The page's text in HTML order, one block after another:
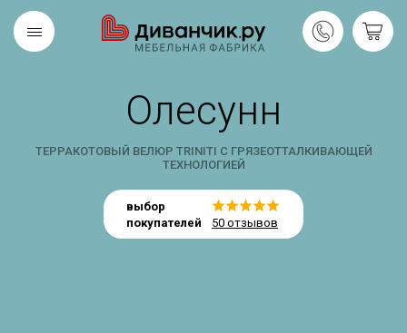
Олесунн
ТЕРРАКОТОВЫЙ ВЕЛЮР TRINITI С ГРЯЗЕОТТАЛКИВАЮЩЕЙ
ТЕХНОЛОГИЕЙ
выбор
покупателей
50 отзывов
Скандинавская
коллекция